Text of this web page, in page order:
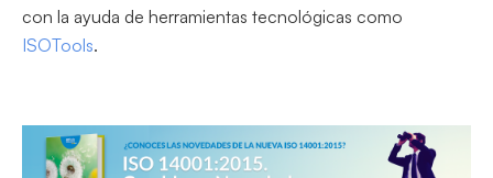
con la ayuda de herramientas tecnológicas como
ISOTools.